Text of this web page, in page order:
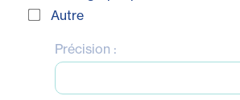
Autre
Précision :